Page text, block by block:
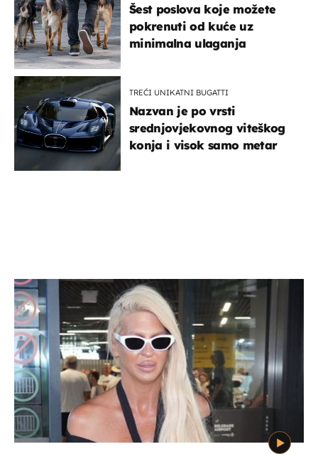
Šest poslova koje možete
pokrenuti od kuće uz
minimalna ulaganja
TREĆI UNIKATNI BUGATTI
Nazvan je po vrsti
srednjovjekovnog viteškog
konja i visok samo metar